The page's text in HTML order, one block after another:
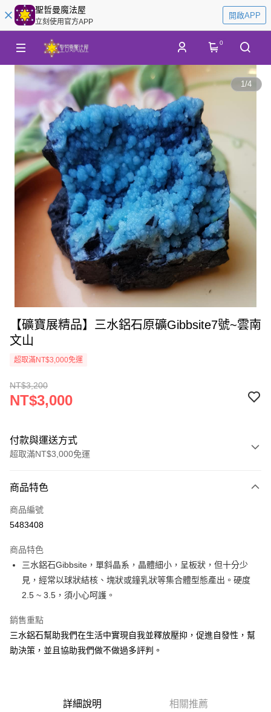
聖哲曼魔法屋
立刻使用官方APP
開啟APP
0
1/4
【礦寶展精品】三水鋁石原礦Gibbsite7號~雲南
文山
超取滿NT$3,000免運
NT$3,200
NT$3,000
付款與運送方式
超取滿NT$3,000免運
信用卡一次付款
超商取貨付款
Apple Pay
街口支付
ATM付款
商品特色
商品編號
5483408
商品特色
三水鋁石Gibbsite，單斜晶系，晶體細小，呈板狀，但十分少
見，經常以球狀結核、塊狀或鐘乳狀等集合體型態產出。硬度
2.5 ~ 3.5，須小心呵護。
銷售重點
三水鋁石幫助我們在生活中實現自我並釋放壓抑，促進自發性，幫
助決策，並且協助我們做不做過多評判。
詳細說明 相關推薦